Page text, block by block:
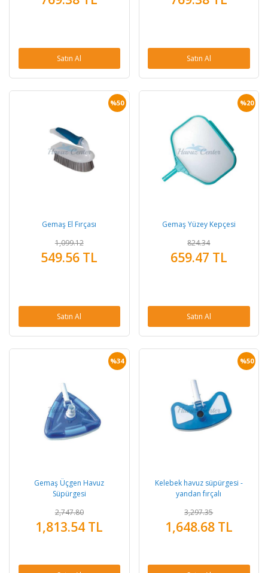
Satın Al Satın Al
%50
Gemaş El Fırçası
1,099.12
549.56 TL
Satın Al
%20
Gemaş Yüzey Kepçesi
824.34
659.47 TL
Satın Al
%34
Gemaş Üçgen Havuz
Süpürgesi
2,747.80
1,813.54 TL
%50
Kelebek havuz süpürgesi -
yandan fırçalı
3,297.35
1,648.68 TL